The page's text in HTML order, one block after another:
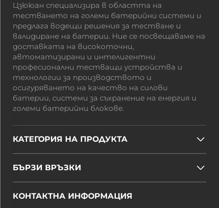
Цзююан специализира в областта на
тестването на големи батерийни системи и
предлага водещи решения за тестване и
валидиране на батерии. Ние се посвещаваме на
доставката на високоточни,
автоматизирани и интелигентни
професионални тестващи устройства и
технологии за производството и
осигуряването на качество на силови
батерии, системи за съхранение на енергия и
големи батерийни блокове.
КАТЕГОРИЯ НА ПРОДУКТА
БЪРЗИ ВРЪЗКИ
КОНТАКТНА ИНФОРМАЦИЯ